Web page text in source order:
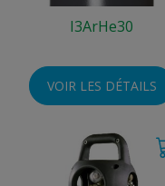
I3ArHe30
VOIR LES DÉTAILS